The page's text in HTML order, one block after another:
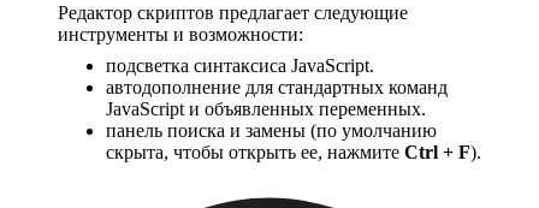
Редактор скриптов предлагает следующие
инструменты и возможности:
подсветка синтаксиса JavaScript.
автодополнение для стандартных команд
JavaScript и объявленных переменных.
панель поиска и замены (по умолчанию
скрыта, чтобы открыть ее, нажмите Ctrl + F).